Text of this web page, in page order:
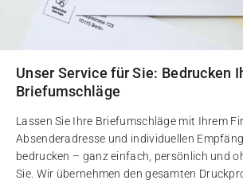
Unser Service für Sie: Bedrucken
Briefumschläge
Lassen Sie Ihre Briefumschläge mit Ihrem
Absenderadresse und individuellen
bedrucken – ganz einfach, persönlich und
Sie. Wir übernehmen den gesamten